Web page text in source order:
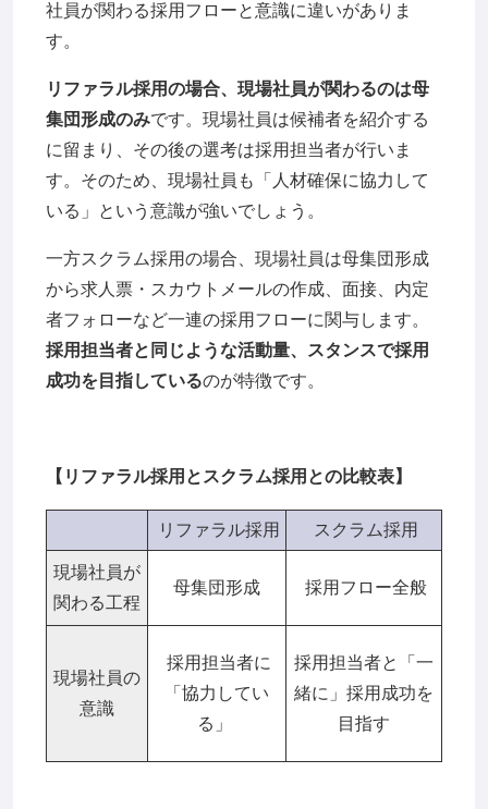
社員が関わる採用フローと意識に違いがありま
す。
リファラル採用の場合、現場社員が関わるのは母
集団形成のみです。現場社員は候補者を紹介する
に留まり、その後の選考は採用担当者が行いま
す。そのため、現場社員も「人材確保に協力して
いる」という意識が強いでしょう。
一方スクラム採用の場合、現場社員は母集団形成
から求人票・スカウトメールの作成、面接、内定
者フォローなど一連の採用フローに関与します。
採用担当者と同じような活動量、スタンスで採用
成功を目指しているのが特徴です。
【 リファラル採用とスクラム採用との比較表】
リファラル採用 スクラム採用
現場社員が
関わる工程
母集団形成 採用フロー全般
現場社員の
意識
採用担当者に
「協力してい
る」
採用担当者と「一
緒に」採用成功を
目指す